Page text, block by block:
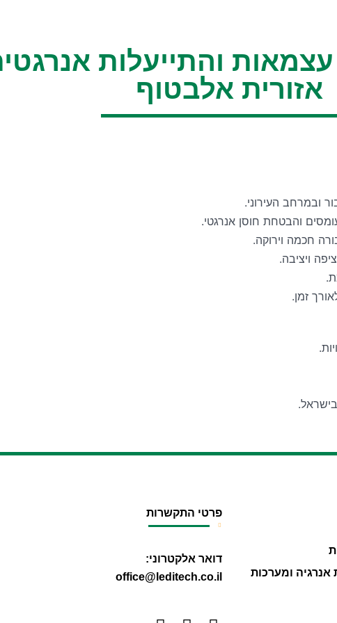
והתייעלות
אזורית אלבטוף
ובמרחב העירוני.
והבטחת חוסן אנרגטי.
חכמה וירוקה.
ויציבה.
זמן.
אנרגיה ומערכות
פרטי התקשרות
דואר אלקטרוני:
office@leditech.co.il